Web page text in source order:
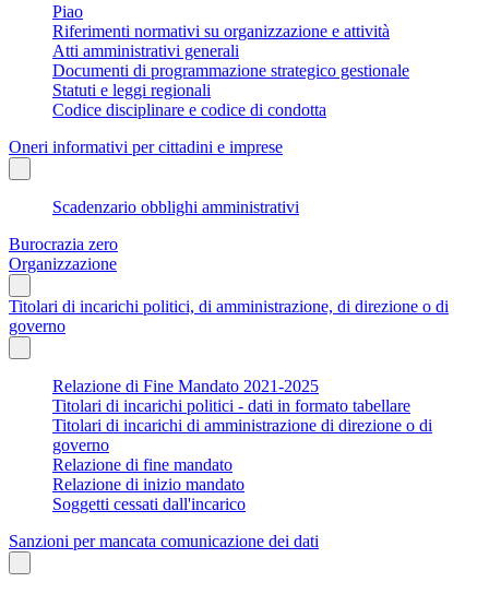
Piao
Riferimenti normativi su organizzazione e attività
Atti amministrativi generali
Documenti di programmazione strategico gestionale
Statuti e leggi regionali
Codice disciplinare e codice di condotta
Oneri informativi per cittadini e imprese
Scadenzario obblighi amministrativi
Burocrazia zero
Organizzazione
Titolari di incarichi politici, di amministrazione, di direzione o di
governo
Relazione di Fine Mandato 2021-2025
Titolari di incarichi politici - dati in formato tabellare
Titolari di incarichi di amministrazione di direzione o di
governo
Relazione di fine mandato
Relazione di inizio mandato
Soggetti cessati dall'incarico
Sanzioni per mancata comunicazione dei dati